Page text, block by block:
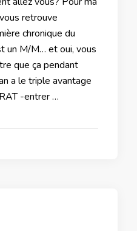
retrouve
chronique du
un M/M… et oui, vous
que ça pendant
a le triple avantage
-entrer …